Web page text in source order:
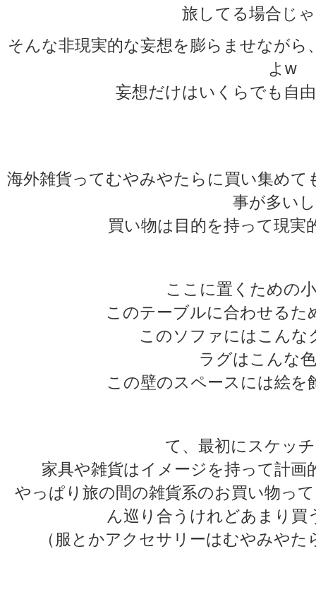
旅してる場合じ
そんな非現実的な妄想を膨らませなが
よw
妄想だけはいくらでも自
海外雑貨ってむやみやたらに買い集め
事が多い
買い物は目的を持って現実
ここに置くための
このテーブルに合わせるた
このソファにはこんな
ラグはこんな
この壁のスペースには絵を
て、最初にスケッ
家具や雑貨はイメージを持って計画
やっぱり旅の間の雑貨系のお買い物っ
ん巡り合うけれどあまり買
（服とかアクセサリーはむやみや